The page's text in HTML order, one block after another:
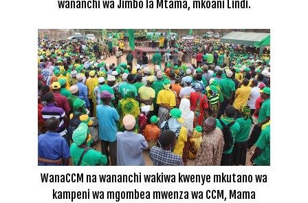
wananchi wa Jimbo la Mtama, mkoani Lindi.
WanaCCM na wananchi wakiwa kwenye mkutano wa
kampeni wa mgombea mwenza wa CCM, Mama